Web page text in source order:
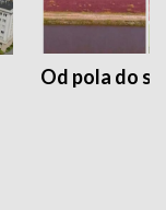
Od pola do